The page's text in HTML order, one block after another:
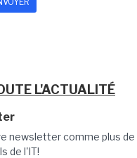
L'ACTUALITÉ
newsletter comme plus
de l'IT!